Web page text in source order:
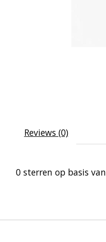
Reviews (0)
0 sterren op basis van